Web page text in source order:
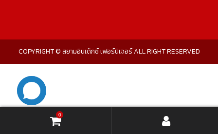
COPYRIGHT © สยามอินเด็กซ์ เฟอร์นิเจอร์ ALL RIGHT RESERVED
0